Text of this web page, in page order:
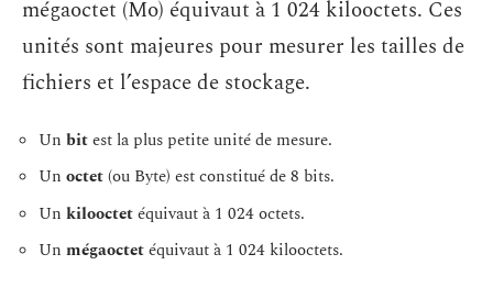
mégaoctet (Mo) équivaut à 1 024 kilooctets. Ces
unités sont majeures pour mesurer les tailles de
fichiers et l’espace de stockage.
Un bitest la plus petite unité de mesure.
Un octet(ou Byte) est constitué de 8 bits.
Un kilooctetéquivaut à 1 024 octets.
Un mégaoctetéquivaut à 1 024 kilooctets.